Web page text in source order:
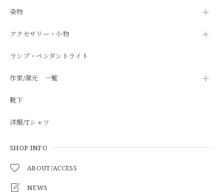
染物
アクセサリー・小物
ランプ・ペンダントライト
作家/窯元 一覧
靴下
洋服/Tシャツ
SHOP INFO
ABOUT/ACCESS
NEWS